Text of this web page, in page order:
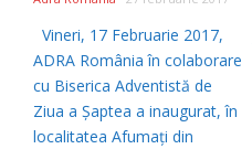
Vineri, 17 Februarie 2017,
ADRA România în colaborare
cu Biserica Adventistă de
Ziua a Șaptea a inaugurat, în
localitatea Afumați din